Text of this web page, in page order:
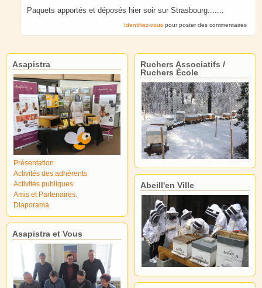
Paquets apportés et déposés hier soir sur Strasbourg.......
Identifiez-vous pour poster des commentaires
Asapistra
Présentation
Activités des adhérents
Activités publiques
Amis et Partenaires.
Diaporama
Asapistra et Vous
Ruchers Associatifs /
Ruchers École
Abeill'en Ville